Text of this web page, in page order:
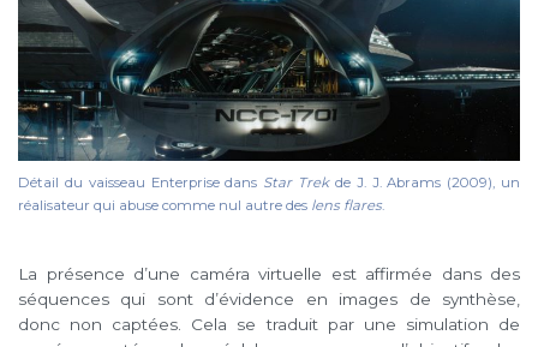
Détail du vaisseau Enterprise dans Star Trekde J. J. Abrams (2009), un
réalisateur qui abuse comme nul autre des lens flares.
La présence d’une caméra virtuelle est affirmée dans des
séquences qui sont d’évidence en images de synthèse,
donc non captées. Cela se traduit par une simulation de